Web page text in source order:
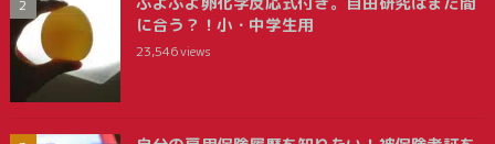
に合う？！小・中学生用
23,546views